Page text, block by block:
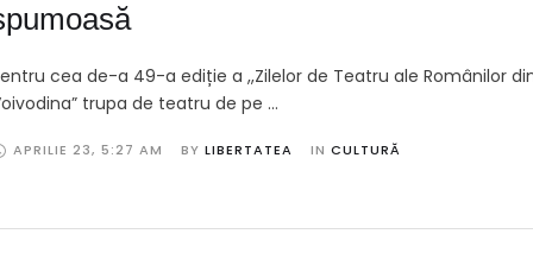
cea de-a 49-a ediție a ,,Zilelor de Teatru ale Românilor
trupa de teatru de pe …
APRILIE 23, 5:27 AM BY LIBERTATEA IN CULTURĂ